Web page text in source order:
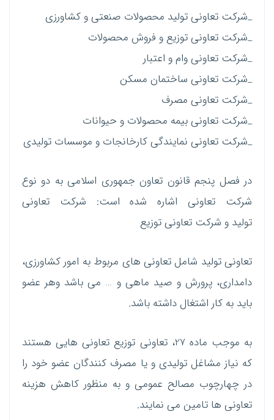
_شرکت تعاونی تولید محصولات صنعتی و کشاورزی
_شرکت تعاونی توزیع و فروش محصولات
_شرکت تعاونی وام و اعتبار
_شرکت تعاونی ساختمان مسکن
_شرکت تعاونی مصرف
_شرکت تعاونی بیمه محصولات و حیوانات
_شرکت تعاونی نمایندگی کارخانجات و موسسات تولیدی
در فصل پنجم قانون تعاون جمهوری اسلامی به دو نوع
شرکت تعاونی اشاره شده است: شرکت تعاونی
تولید و شرکت تعاونی توزیع
تعاونی تولید شامل تعاونی های مربوط به امور کشاورزی،
دامداری، پرورش و صید ماهی و … می باشد وهر عضو
باید به کار اشتغال داشته باشد.
به موجب ماده 27، تعاونی توزیع تعاونی هایی هستند
که نیاز مشاغل تولیدی و یا مصرف کنندگان عضو خود را
در چهارچوب مصالح عمومی و به منظور کاهش هزینه
تعاونی ها تامین می نمایند.